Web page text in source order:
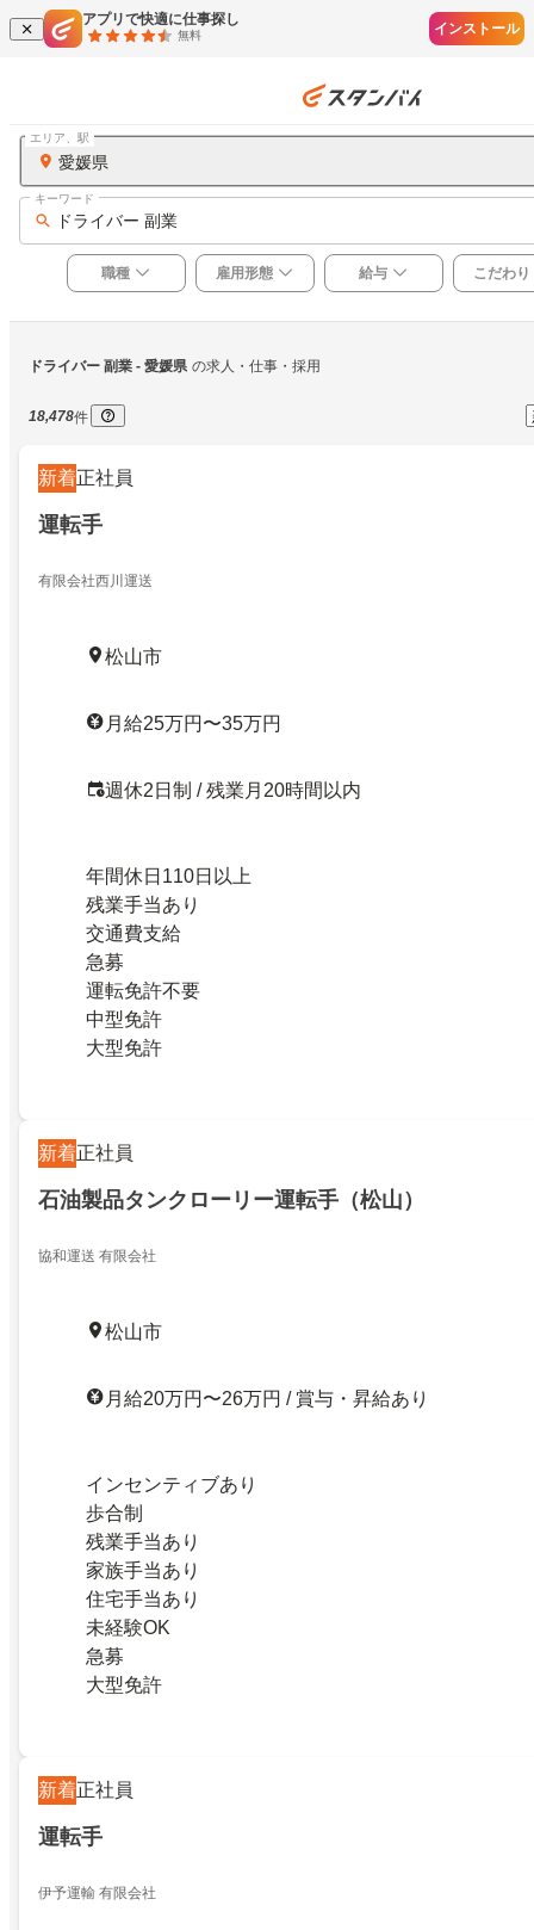
アプリで快適に仕事探し
無料 インストール
愛媛県
エリア、駅
ドライバー 副業
キーワード
職種 雇用形態 給与 こだわり
ドライバー 副業 - 愛媛県 の求人・仕事・採用
18,478件
新着正社員
運転手
有限会社西川運送
松山市
月給25万円〜35万円
週休2日制 / 残業月20時間以内
年間休日110日以上
残業手当あり
交通費支給
急募
運転免許不要
中型免許
大型免許
新着正社員
石油製品タンクローリー運転手（松山）
協和運送 有限会社
松山市
月給20万円〜26万円 / 賞与・昇給あり
インセンティブあり
歩合制
残業手当あり
家族手当あり
住宅手当あり
未経験OK
急募
大型免許
新着正社員
運転手
伊予運輸 有限会社